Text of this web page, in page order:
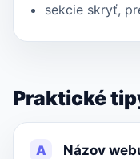
sekcie skryť,
Praktické
A
Názov